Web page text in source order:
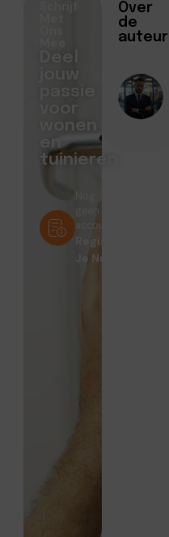
Over
de
auteur
jouw
passie
voor
tuinieren
geen
account?
Registreer
Je Nu!